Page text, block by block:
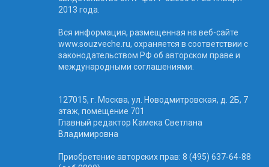
2013 года.
Вся информация, размещенная на веб-сайте
www.souzveche.ru, охраняется в соответствии с
законодательством РФ об авторском праве и
международными соглашениями.
127015, г. Москва, ул. Новодмитровская, д. 2Б, 7
этаж, помещение 701
Главный редактор Камека Светлана
Владимировна
Приобретение авторских прав: 8 (495) 637-64-88